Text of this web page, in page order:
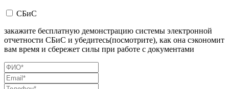
СБиС
закажите бесплатную демонстрацию системы электронной
отчетности СБиС и убедитесь(посмотрите), как она сэкономит
вам время и сбережет силы при работе с документами